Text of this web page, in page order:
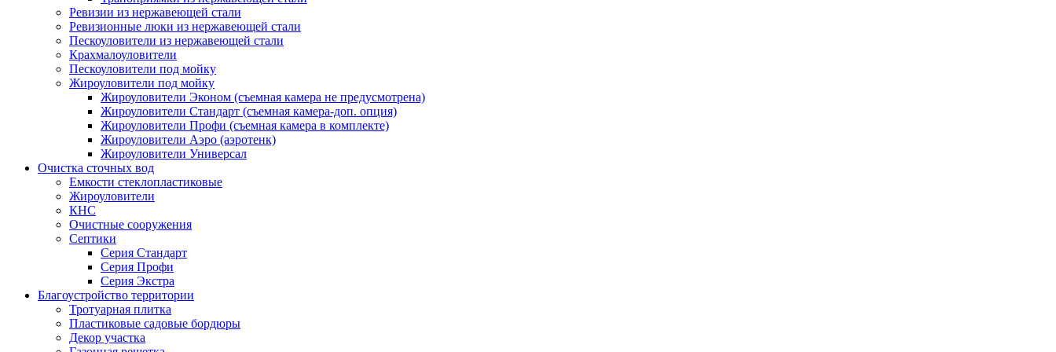
Ревизии из нержавеющей стали
Ревизионные люки из нержавеющей стали
Пескоуловители из нержавеющей стали
Крахмалоуловители
Пескоуловители под мойку
Жироуловители под мойку
Жироуловители Эконом (съемная камера не предусмотрена)
Жироуловители Стандарт (съемная камера-доп. опция)
Жироуловители Профи (съемная камера в комплекте)
Жироуловители Аэро (аэротенк)
Жироуловители Универсал
Очистка сточных вод
Емкости стеклопластиковые
Жироуловители
КНС
Очистные сооружения
Септики
Серия Стандарт
Серия Профи
Серия Экстра
Благоустройство территории
Тротуарная плитка
Пластиковые садовые бордюры
Декор участка